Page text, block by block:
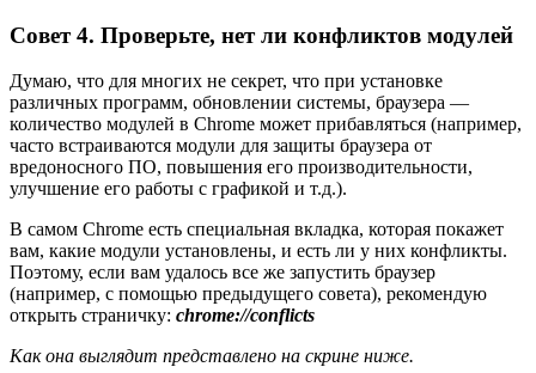
Совет 4. Проверьте, нет ли конфликтов модулей
Думаю, что для многих не секрет, что при установке
различных программ, обновлении системы, браузера —
количество модулей в Chrome может прибавляться (например,
часто встраиваются модули для защиты браузера от
вредоносного ПО, повышения его производительности,
улучшение его работы с графикой и т.д.).
В самом Chrome есть специальная вкладка, которая покажет
вам, какие модули установлены, и есть ли у них конфликты.
Поэтому, если вам удалось все же запустить браузер
(например, с помощью предыдущего совета), рекомендую
открыть страничку: chrome://conflicts
Как она выглядит представлено на скрине ниже.